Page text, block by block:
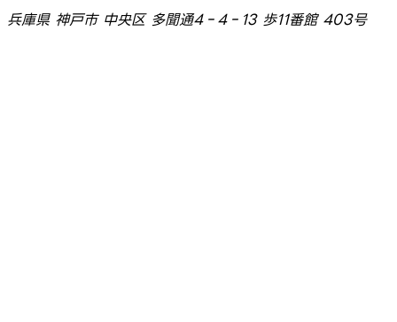
兵庫県 神戸市 中央区 多聞通4‐4‐13 歩11番館 403号